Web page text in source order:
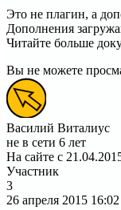
Это не плагин, а
Дополнения
Читайте больше
Вы не можете
Василий Виталиус
не в сети 6 лет
На сайте с
Участник
3
26 апреля 2015 16:02